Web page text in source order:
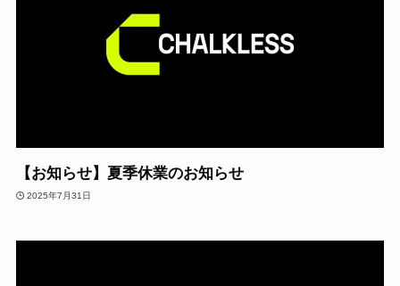
【お知らせ】夏季休業のお知らせ
2025年7月31日